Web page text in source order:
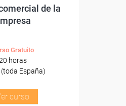
de la
Gratuito
horas
(toda España)
curso